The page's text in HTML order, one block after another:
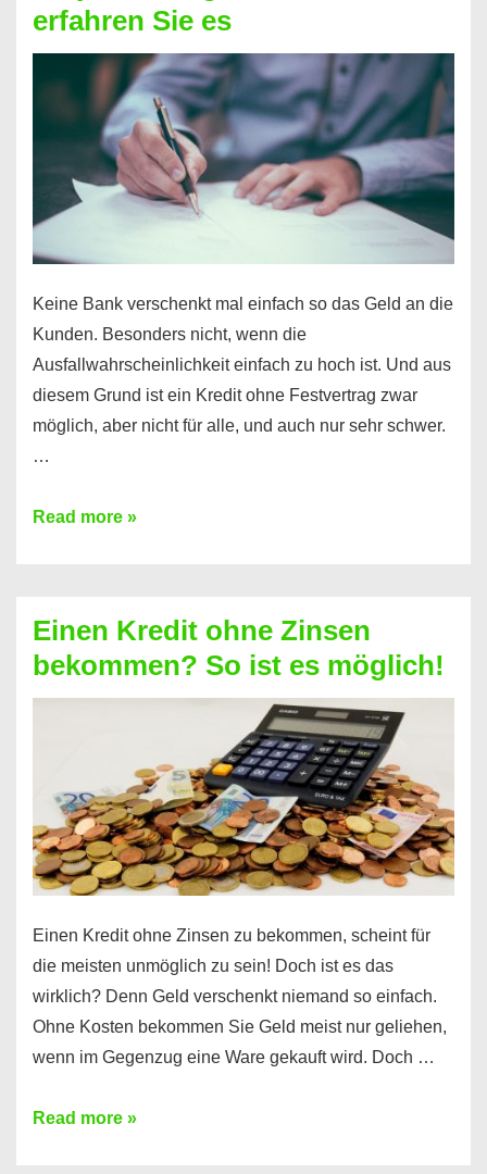
nicht
nur
für
Handy
möglich!
erfahren Sie es
Keine Bank verschenkt mal einfach so das Geld an die
Kunden. Besonders nicht, wenn die
Ausfallwahrscheinlichkeit einfach zu hoch ist. Und aus
diesem Grund ist ein Kredit ohne Festvertrag zwar
möglich, aber nicht für alle, und auch nur sehr schwer.
…
Ist
Festvertrag
für
jeden
erfahren
Sie
es
Read more »
Einen Kredit ohne Zinsen
bekommen? So ist es möglich!
Einen Kredit ohne Zinsen zu bekommen, scheint für
die meisten unmöglich zu sein! Doch ist es das
wirklich? Denn Geld verschenkt niemand so einfach.
Ohne Kosten bekommen Sie Geld meist nur geliehen,
wenn im Gegenzug eine Ware gekauft wird. Doch …
Einen
Read more »